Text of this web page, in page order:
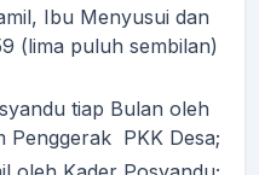
Ibu Menyusui dan
(lima puluh sembilan)
tiap Bulan oleh
Penggerak PKK Desa;